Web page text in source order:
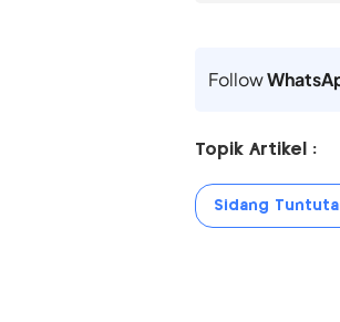
Follow
Topik Artikel :
Sidang